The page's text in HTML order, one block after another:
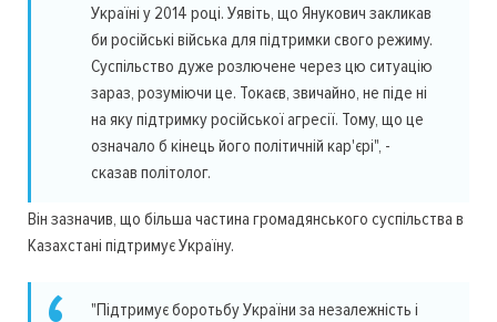
Україні у 2014 році. Уявіть, що Янукович закликав
би російські війська для підтримки свого режиму.
Суспільство дуже розлючене через цю ситуацію
зараз, розуміючи це. Токаєв, звичайно, не піде ні
на яку підтримку російської агресії. Тому, що це
означало б кінець його політичній кар'єрі", -
сказав політолог.
Він зазначив, що більша частина громадянського суспільства в
Казахстані підтримує Україну.
"Підтримує боротьбу України за незалежність і